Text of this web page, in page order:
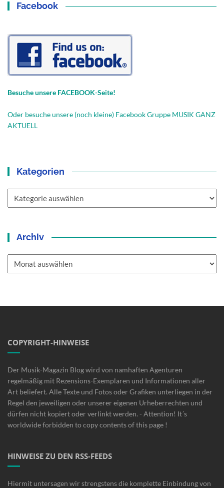
Facebook
Besuche unsere FACEBOOK-Seite!
Oder besuche unsere (noch kleine) Facebook Gruppe MUSIK GANZ
AKTUELL
Kategorien
Archiv
COPYRIGHT-HINWEISE
Der Musik-Magazin Blog wird von namhaften Agenturen
regelmäßig mit Rezensions-Exemplaren und Informationen aller
Art beliefert. Alle Texte und Fotos oder Grafiken unterliegen in der
Regel den jeweiligen oder unserer eigenen Urheberrechten und
dürfen nicht kopiert oder verlinkt werden. - Attention! It´s
worldwide forbidden to copy contents of this page !
HINWEISE ZU DEN RSS-FEEDS
Hiermit untersagen wir strengstens die komplette Einbindung von